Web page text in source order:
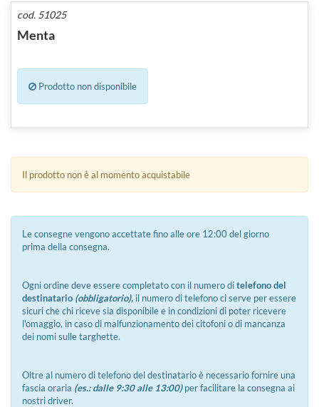
cod. 51025
Menta
Prodotto non disponibile
Il prodotto non è al momento acquistabile
Le consegne vengono accettate fino alle ore 12:00 del giorno
prima della consegna.
Ogni ordine deve essere completato con il numero ditelefono del
destinatario (obbligatorio), il numero di telefono ci serve per essere
sicuri che chi riceve sia disponibile e in condizioni di poter ricevere
l'omaggio, in caso di malfunzionamento dei citofoni o di mancanza
dei nomi sulle targhette.
Oltre al numero di telefono del destinatario è necessario fornire una
fascia oraria (es.: dalle 9:30 alle 13:00)per facilitare la consegna ai
nostri driver.